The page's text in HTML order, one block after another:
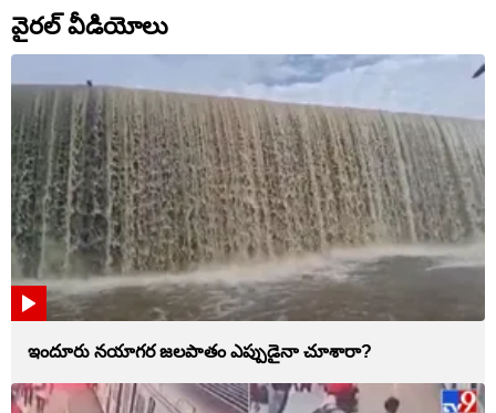
వైరల్ వీడియోలు
ఇందూరు నయాగర జలపాతం ఎప్పుడైనా చూశారా?